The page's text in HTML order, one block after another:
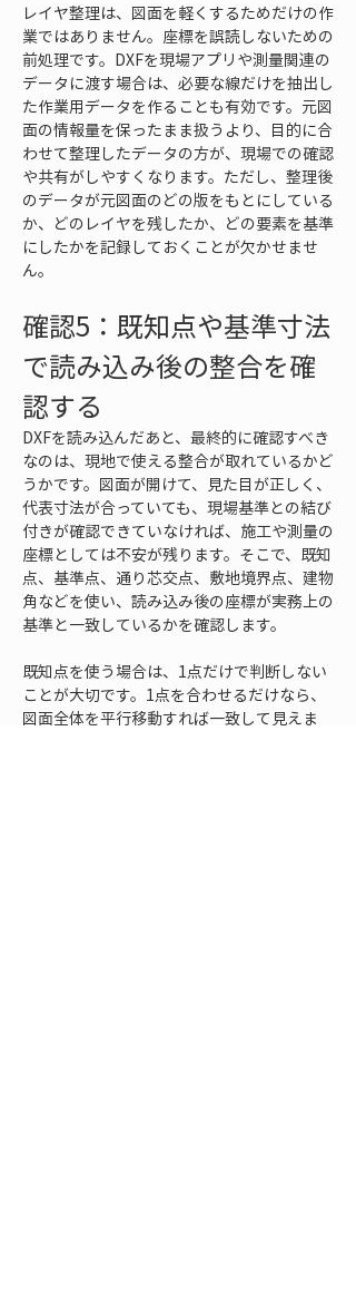
レイヤ整理は、図面を軽くするためだけの作
業ではありません。座標を誤読しないための
前処理です。DXFを現場アプリや測量関連の
データに渡す場合は、必要な線だけを抽出し
た作業用データを作ることも有効です。元図
面の情報量を保ったまま扱うより、目的に合
わせて整理したデータの方が、現場での確認
や共有がしやすくなります。ただし、整理後
のデータが元図面のどの版をもとにしている
か、どのレイヤを残したか、どの要素を基準
にしたかを記録しておくことが欠かせませ
ん。
確認5：既知点や基準寸法
で読み込み後の整合を確
認する
DXFを読み込んだあと、最終的に確認すべき
なのは、現地で使える整合が取れているかど
うかです。図面が開けて、見た目が正しく、
代表寸法が合っていても、現場基準との結び
付きが確認できていなければ、施工や測量の
座標としては不安が残ります。そこで、既知
点、基準点、通り芯交点、敷地境界点、建物
角などを使い、読み込み後の座標が実務上の
基準と一致しているかを確認します。
既知点を使う場合は、1点だけで判断しない
ことが大切です。1点を合わせるだけなら、
図面全体を平行移動すれば一致して見えま